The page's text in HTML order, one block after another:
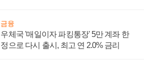
금융
우체국 '매일이자 파킹통장' 5만 계좌 한
정으로 다시 출시, 최고 연 2.0% 금리